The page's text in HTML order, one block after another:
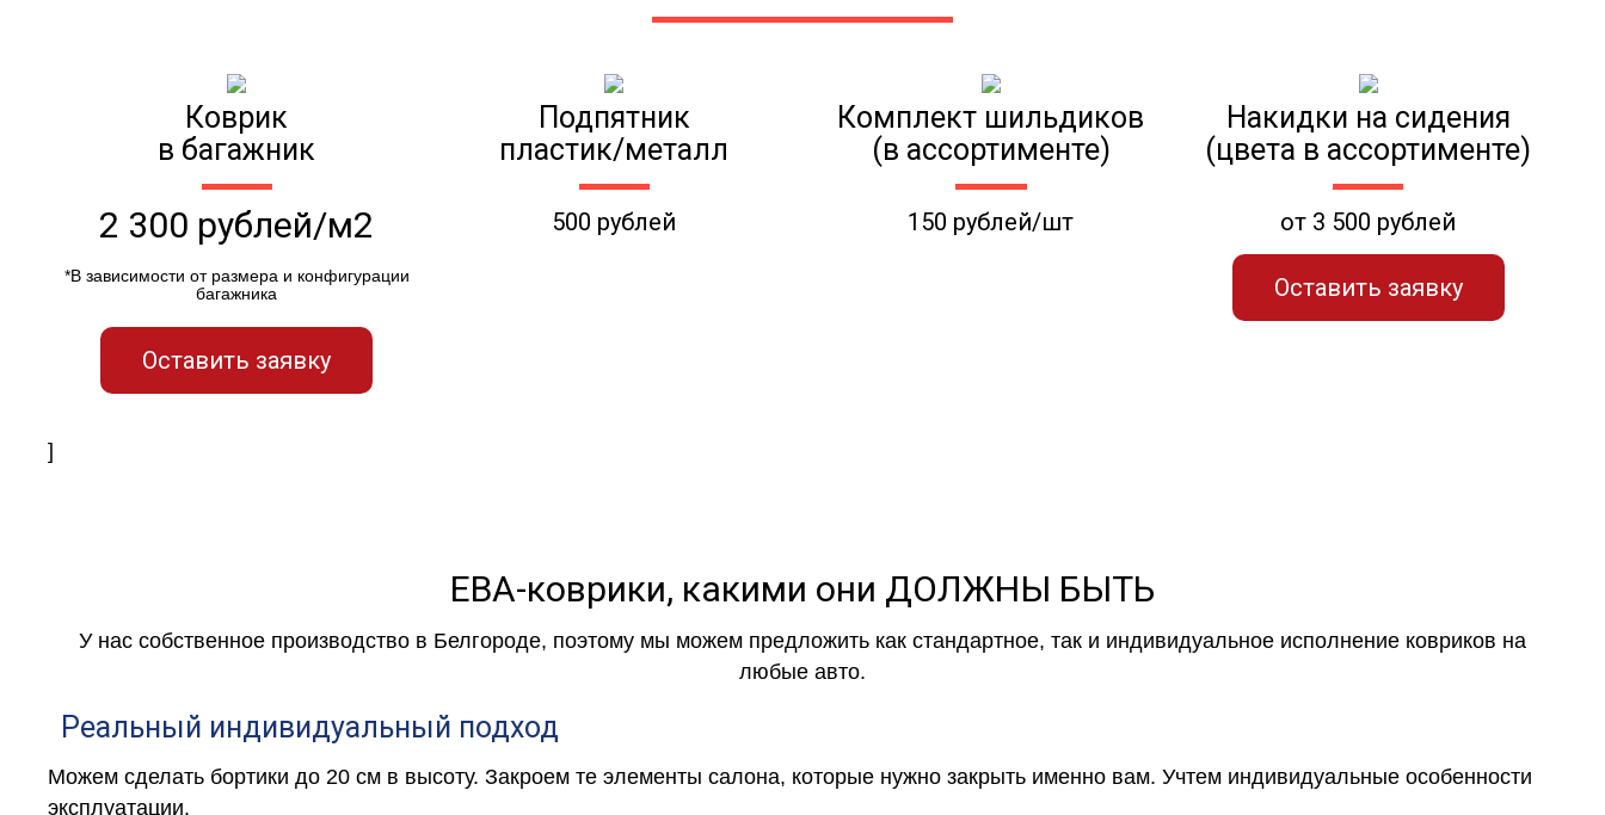
Коврик
в багажник
2 300 рублей/м2
*В зависимости от размера и конфигурации
багажника
Оставить заявку
Подпятник
пластик/металл
500 рублей
Комплект шильдиков
(в ассортименте)
150 рублей/шт
Накидки на сидения
(цвета в ассортименте)
от 3 500 рублей
Оставить заявку
]
ЕВА-коврики, какими они ДОЛЖНЫ БЫТЬ
У нас собственное производство в Белгороде, поэтому мы можем предложить как стандартное, так и индивидуальное исполнение ковриков на
любые авто.
Реальный индивидуальный подход
Можем сделать бортики до 20 см в высоту. Закроем те элементы салона, которые нужно закрыть именно вам. Учтем индивидуальные особенности
эксплуатации.